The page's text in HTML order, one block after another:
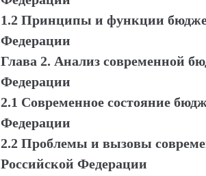
1.2 Принципы и функции
Федерации
Глава 2. Анализ современной
Федерации
2.1 Современное состояние
Федерации
2.2 Проблемы и вызовы
Российской Федерации